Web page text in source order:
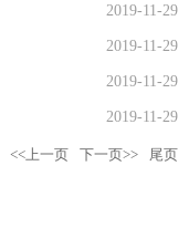
2019-11-29
2019-11-29
2019-11-29
2019-11-29
<<上一页 下一页>> 尾页